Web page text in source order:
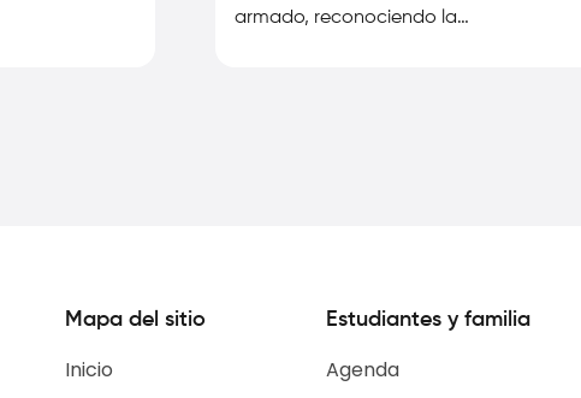
armado, reconociendo la…
Mapa del sitio
Inicio
Estudiantes y familia
Agenda